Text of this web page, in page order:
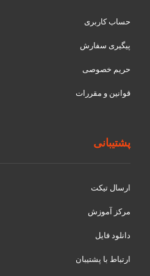
حساب کاربری
پیگیری سفارش
حریم خصوصی
قوانین و مقررات
پشتیبانی
ارسال تیکت
مرکز آموزش
دانلود فایل
ارتباط با پشتیبان